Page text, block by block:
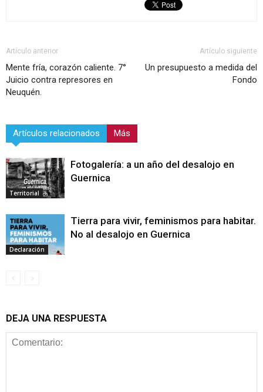
Artículo anterior
Mente fría, corazón caliente. 7°
Juicio contra represores en
Neuquén.
Artículo siguiente
Un presupuesto a medida del
Fondo
Artículos relacionados Más
Territorial
Fotogalería: a un año del desalojo en
Guernica
Declaración
Tierra para vivir, feminismos para habitar.
No al desalojo en Guernica
DEJA UNA RESPUESTA